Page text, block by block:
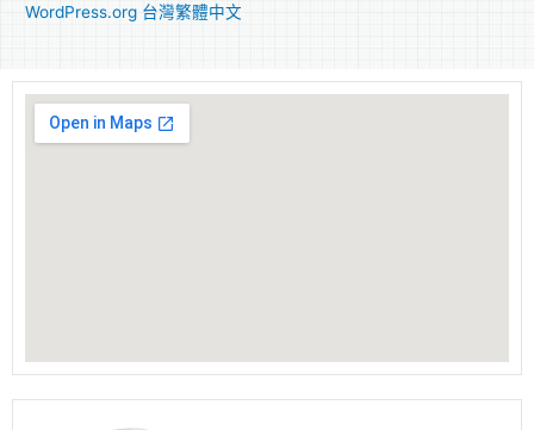
WordPress.org 台灣繁體中文